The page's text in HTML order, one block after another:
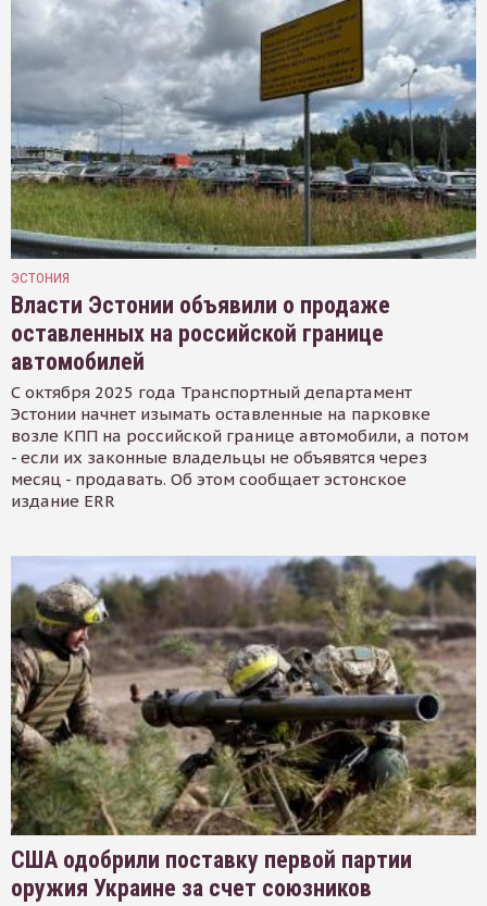
ЭСТОНИЯ
Власти Эстонии объявили о продаже
оставленных на российской границе
автомобилей
С октября 2025 года Транспортный департамент
Эстонии начнет изымать оставленные на парковке
возле КПП на российской границе автомобили, а потом
- если их законные владельцы не объявятся через
месяц - продавать. Об этом сообщает эстонское
издание ERR
США одобрили поставку первой партии
оружия Украине за счет союзников